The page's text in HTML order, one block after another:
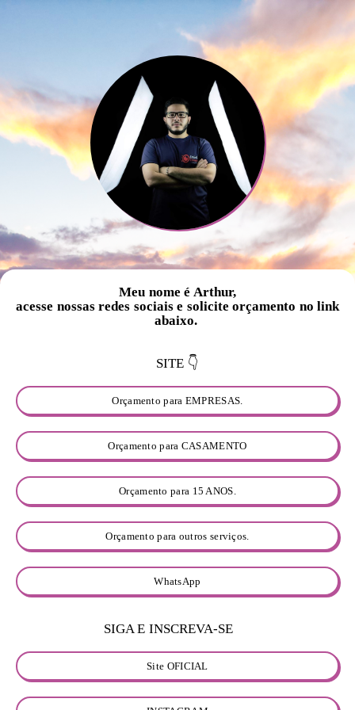
Meu nome é Arthur,
acesse nossas redes sociais e solicite orçamento no link
abaixo.
SITE 👇
Orçamento para EMPRESAS.
Orçamento para CASAMENTO
Orçamento para 15 ANOS.
Orçamento para outros serviços.
WhatsApp
SIGA E INSCREVA-SE
Site OFICIAL